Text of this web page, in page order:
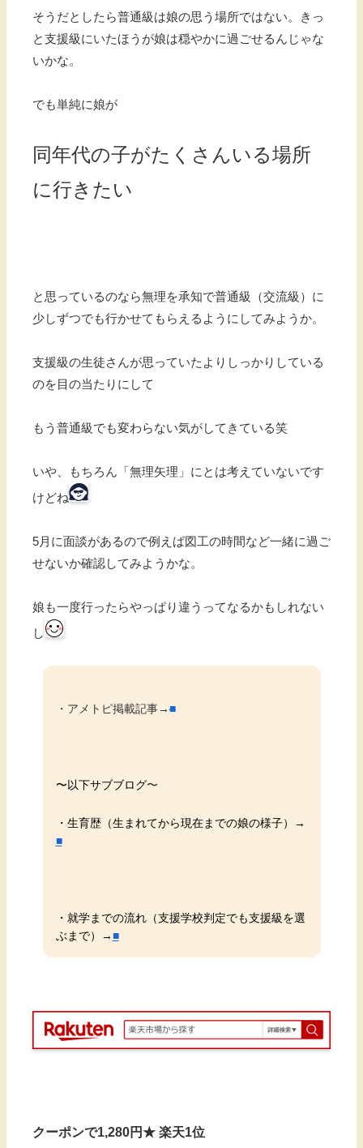
そうだとしたら普通級は娘の思う場所ではない。きっ
と支援級にいたほうが娘は穏やかに過ごせるんじゃな
いかな。
でも単純に娘が
同年代の子がたくさんいる場所
に行きたい
と思っているのなら無理を承知で普通級（交流級）に
少しずつでも行かせてもらえるようにしてみようか。
支援級の生徒さんが思っていたよりしっかりしている
のを目の当たりにして
もう普通級でも変わらない気がしてきている笑
いや、もちろん「無理矢理」にとは考えていないです
けどね
5月に面談があるので例えば図工の時間など一緒に過ご
せないか確認してみようかな。
娘も一度行ったらやっぱり違うってなるかもしれない
し
・アメトピ掲載記事→■
〜以下サブブログ〜
・生育歴（生まれてから現在までの娘の様子）→
■
・就学までの流れ（支援学校判定でも支援級を選
ぶまで）→■
クーポンで1,280円★ 楽天1位